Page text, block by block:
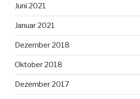
Juni 2021
Januar 2021
Dezember 2018
Oktober 2018
Dezember 2017